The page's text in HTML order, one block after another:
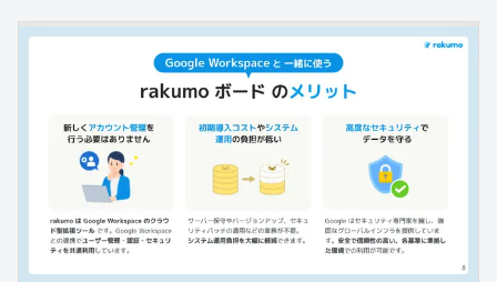
を兼ね備えています。